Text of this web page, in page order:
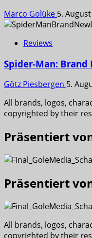
Marco Golüke 5.
Reviews
Spider-Man: Brand
Götz Piesbergen 5.
All brands, logos,
copyrighted by their
Präsentiert
Präsentiert
All brands, logos,
copyrighted by their